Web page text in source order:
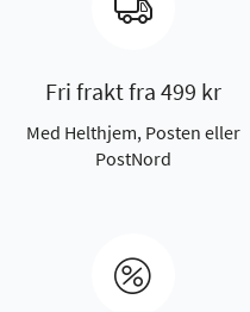
Fri frakt fra 499 kr
Med Helthjem, Posten eller
PostNord